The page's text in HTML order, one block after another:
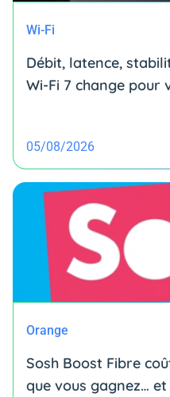
Wi-Fi
Débit, latence,
Wi-Fi 7 change pour
05/08/2026
Orange
Sosh Boost Fibre
que vous gagnez…